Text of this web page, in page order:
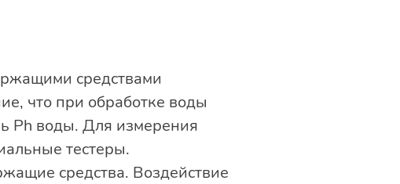
средствами
что при обработке воды
Ph воды. Для измерения
тестеры.
средства. Воздействие